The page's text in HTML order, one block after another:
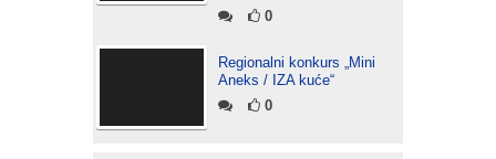
0
Regionalni konkurs „Mini
Aneks / IZA kuće“
0